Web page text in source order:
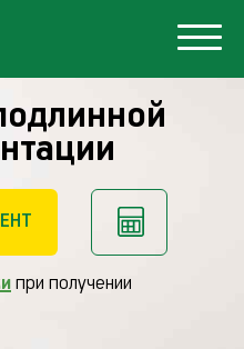
при получении